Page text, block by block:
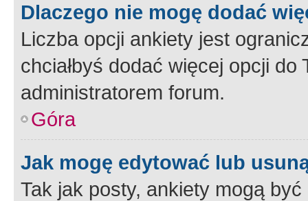
Dlaczego nie mogę dodać
Liczba opcji ankiety jest
chciałbyś dodać więcej opcji
administratorem forum.
Góra
Jak mogę edytować lub
Tak jak posty, ankiety mogą